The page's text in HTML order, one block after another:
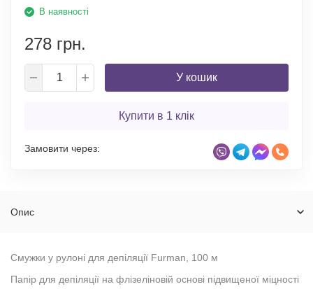
В наявності
278 грн.
У кошик
Купити в 1 клік
Замовити через:
Опис
Смужки у рулоні для депіляції Furman, 100 м
Папір для депіляції на флізеліновій основі підвищеної міцності